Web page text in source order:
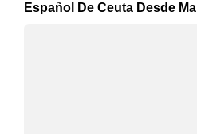
Español De Ceuta Desde